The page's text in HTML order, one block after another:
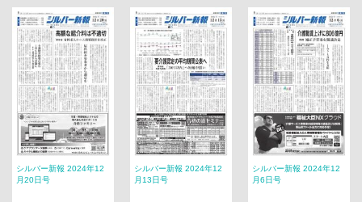
シルバー新報 2024年12
月20日号
シルバー新報 2024年12
月13日号
シルバー新報 2024年12
月6日号